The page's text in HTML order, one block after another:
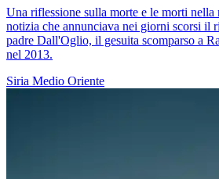
Una riflessione sulla morte e le morti nella
notizia che annunciava nei giorni scorsi il
padre Dall'Oglio, il gesuita scomparso a
nel 2013.
Siria Medio Oriente